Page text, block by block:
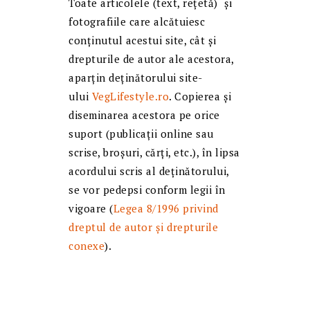
Toate articolele (text, reţetă) și
fotografiile care alcătuiesc
conținutul acestui site, cât și
drepturile de autor ale acestora,
aparțin deținătorului site-
ului VegLifestyle.ro. Copierea și
diseminarea acestora pe orice
suport (publicații online sau
scrise, broșuri, cărți, etc.), în lipsa
acordului scris al deținătorului,
se vor pedepsi conform legii în
vigoare (Legea 8/1996 privind
dreptul de autor și drepturile
conexe).